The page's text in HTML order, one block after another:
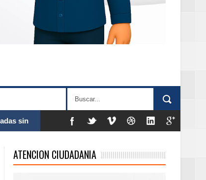
de
Mujer
ATENCION CIUDADANIA